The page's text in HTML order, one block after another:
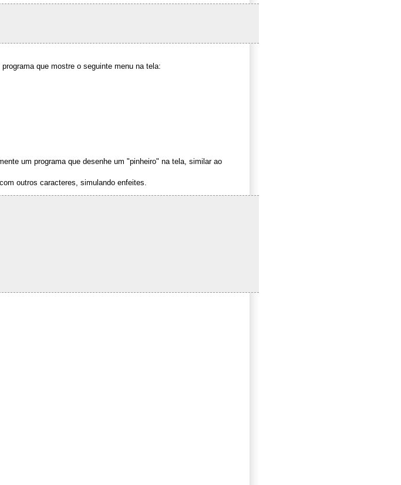
que mostre o seguinte menu na tela:
um programa que desenhe um "pinheiro" na tela, similar ao
outros caracteres, simulando enfeites.